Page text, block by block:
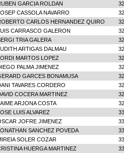
GARCIA ROLDAN
CASSOLA NAVARRO
CARLOS HERNANDEZ QUIRO
CARRASCO GALERON
TRIA GALERA
ARTIGAS DALMAU
MARTOS LOPEZ
PALMA JIMENEZ
GARCES BONAMUSA
TAVARES CORDERO
COCERA MARTINEZ
ARJONA COSTA
LUIS ALVAREZ
JOFRE JIMENEZ
SANCHEZ POVEDA
SOLER COZAR
HUERGA MARTINEZ